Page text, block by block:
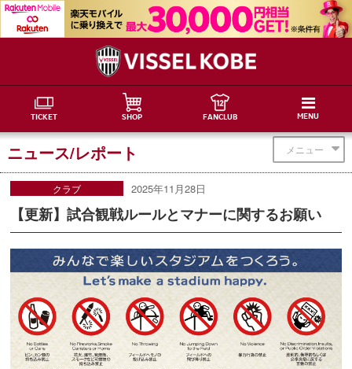
TICKET SHOP FANCLUB MENU
メニュー
ニュース/レポート
クラブ 2025年11月28日
【更新】試合観戦ルールとマナーに関するお願い